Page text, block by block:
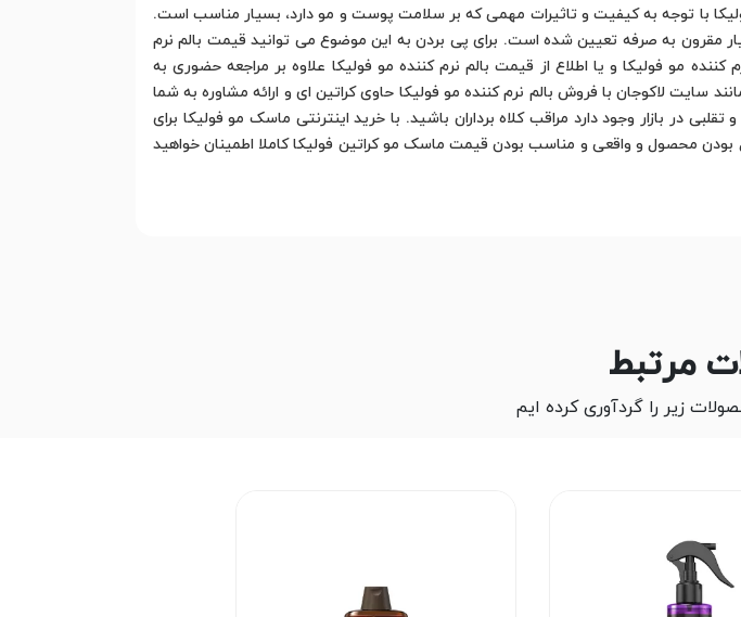
با توجه به کیفیت و تاثیرات مهمی که بر سلامت پوست و مو دارد، بسیار مناسب است.
بسیار مقرون به صرفه تعیین شده است. برای پی بردن به این موضوع می توانید قیمت بالم نرم
مو فولیکا و یا اطلاع از قیمت بالم نرم کننده مو فولیکا علاوه بر مراجعه حضوری به
لاکوجان با فروش بالم نرم کننده مو فولیکا حاوی کراتین ای و ارائه مشاوره به شما
در بازار وجود دارد مراقب کلاه برداران باشید. با خرید اینترنتی ماسک مو فولیکا برای
بودن محصول و واقعی و مناسب بودن قیمت ماسک مو کراتین فولیکا کاملا اطمینان خواهید
مرتبط
زیر را گردآوری کرده ایم